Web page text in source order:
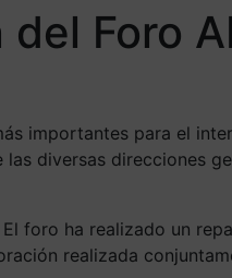
Foro
importantes para el
diversas direcciones
foro ha realizado un
realizada